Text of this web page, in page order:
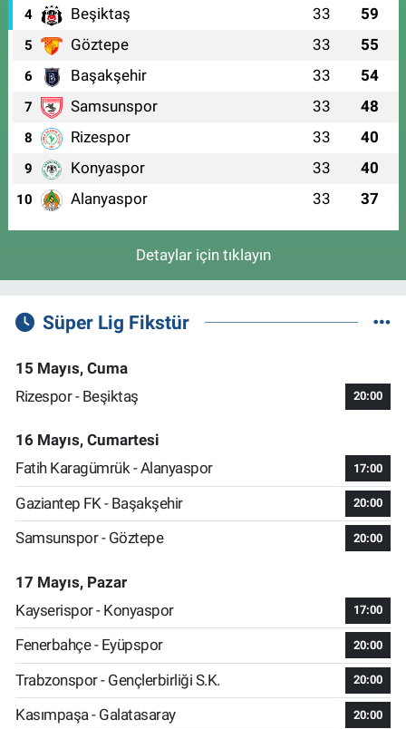
4 Beşiktaş 33 59
5 Göztepe 33 55
6 Başakşehir 33 54
7 Samsunspor 33 48
8 Rizespor 33 40
9 Konyaspor 33 40
10 Alanyaspor 33 37
Detaylar için tıklayın
Süper Lig Fikstür
15 Mayıs, Cuma
Rizespor - Beşiktaş
20:00
16 Mayıs, Cumartesi
Fatih Karagümrük - Alanyaspor
17:00
Gaziantep FK - Başakşehir 20:00
Samsunspor - Göztepe 20:00
17 Mayıs, Pazar
Kayserispor - Konyaspor
17:00
Fenerbahçe - Eyüpspor 20:00
Trabzonspor - Gençlerbirliği S.K. 20:00
Kasımpaşa - Galatasaray 20:00